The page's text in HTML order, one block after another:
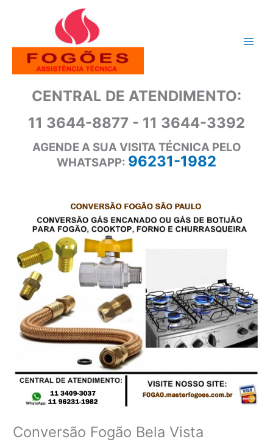
conteúdo
CENTRAL DE ATENDIMENTO:
11 3644-8877 - 11 3644-3392
AGENDE A SUA VISITA TÉCNICA PELO
WHATSAPP: 96231-1982
Conversão Fogão Bela Vista